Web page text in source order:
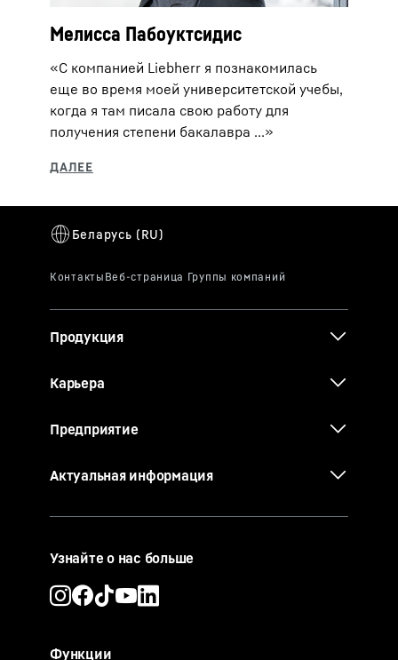
Мелисса Пабоуктсидис
«С компанией Liebherr я познакомилась
еще во время моей университетской учебы,
когда я там писала свою работу для
получения степени бакалавра ...»
Продукция
Карьера
Предприятие
Актуальная информация
Узнайте о нас больше
Функции